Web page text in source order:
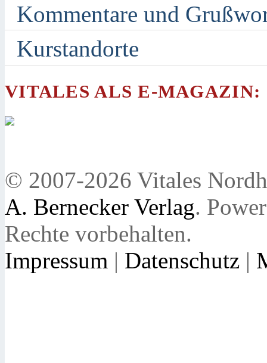
Kommentare und
Kurstandorte
VITALES ALS E-MAGAZIN:
© 2007-2026 Vitales
A. Bernecker Verlag.
Rechte vorbehalten.
Impressum | Datenschutz |